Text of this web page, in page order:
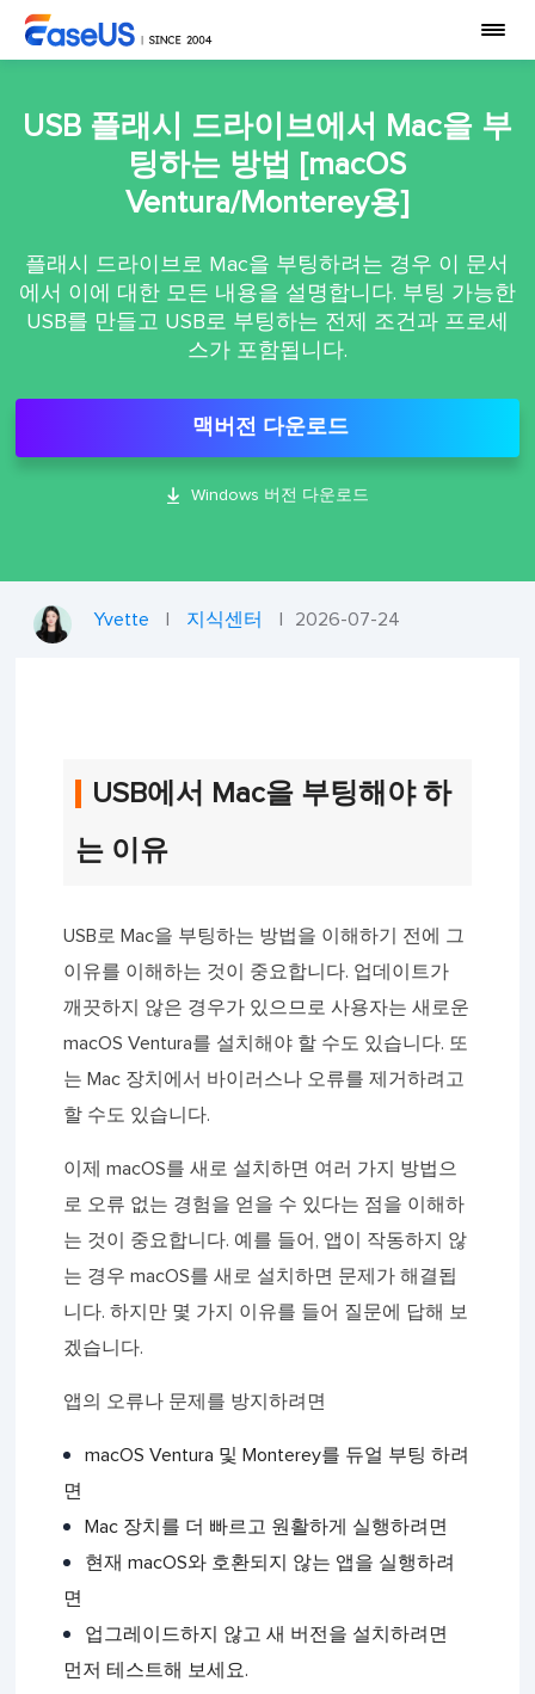
USB 플래시 드라이브에서 Mac을 부
팅하는 방법 [macOS
Ventura/Monterey용]
플래시 드라이브로 Mac을 부팅하려는 경우 이 문서
에서 이에 대한 모든 내용을 설명합니다. 부팅 가능한
USB를 만들고 USB로 부팅하는 전제 조건과 프로세
스가 포함됩니다.
맥버전 다운로드
 Windows 버전 다운로드
Yvette 지식센터 2026-07-24
USB에서 Mac을 부팅해야 하
는 이유
USB로 Mac을 부팅하는 방법을 이해하기 전에 그
이유를 이해하는 것이 중요합니다. 업데이트가
깨끗하지 않은 경우가 있으므로 사용자는 새로운
macOS Ventura를 설치해야 할 수도 있습니다. 또
는 Mac 장치에서 바이러스나 오류를 제거하려고
할 수도 있습니다.
이제 macOS를 새로 설치하면 여러 가지 방법으
로 오류 없는 경험을 얻을 수 있다는 점을 이해하
는 것이 중요합니다. 예를 들어, 앱이 작동하지 않
는 경우 macOS를 새로 설치하면 문제가 해결됩
니다. 하지만 몇 가지 이유를 들어 질문에 답해 보
겠습니다.
앱의 오류나 문제를 방지하려면
macOS Ventura 및 Monterey를 듀얼 부팅 하려
면
Mac 장치를 더 빠르고 원활하게 실행하려면
현재 macOS와 호환되지 않는 앱을 실행하려
면
업그레이드하지 않고 새 버전을 설치하려면
먼저 테스트해 보세요.